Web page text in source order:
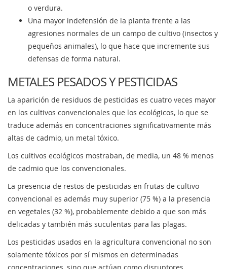
o verdura.
Una mayor indefensión de la planta frente a las
agresiones normales de un campo de cultivo (insectos y
pequeños animales), lo que hace que incremente sus
defensas de forma natural.
METALES PESADOS Y PESTICIDAS
La aparición de residuos de pesticidas es cuatro veces mayor
en los cultivos convencionales que los ecológicos, lo que se
traduce además en concentraciones significativamente más
altas de cadmio, un metal tóxico.
Los cultivos ecológicos mostraban, de media, un 48 % menos
de cadmio que los convencionales.
La presencia de restos de pesticidas en frutas de cultivo
convencional es además muy superior (75 %) a la presencia
en vegetales (32 %), probablemente debido a que son más
delicadas y también más suculentas para las plagas.
Los pesticidas usados en la agricultura convencional no son
solamente tóxicos por sí mismos en determinadas
concentraciones, sino que actúan como disruptores